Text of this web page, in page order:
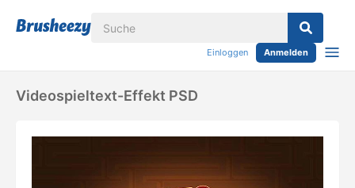
Einloggen Anmelden
Videospieltext-Effekt PSD